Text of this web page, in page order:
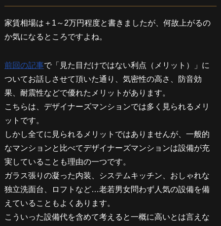
家賃相場は＋1～2万円程度と書きましたが、何故上がるの
か気になるところですよね。
前回の記事で「見た目だけではない利点（メリット）」に
ついてお話しさせて頂いた通り、気密性の高さ、防音効
果、耐震性などで優れたメリットがあります。
こちらは、デザイナーズマンションでは多く見られるメリ
ットです。
しかし全てに見られるメリットではありませんが、一般的
なマンションと比べてデザイナーズマンションは設備が充
実していることも理由の一つです。
ガラス張りの凝った内装、システムキッチン、おしゃれな
独立洗面台、ロフトなど…老若男女問わず人気の設備を備
えていることもよくあります。
こういった設備代を含めて考えると一概に高いとは言えな